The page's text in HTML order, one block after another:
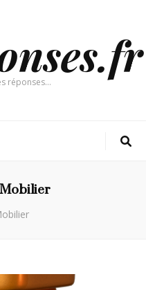
réponses…
Mobilier